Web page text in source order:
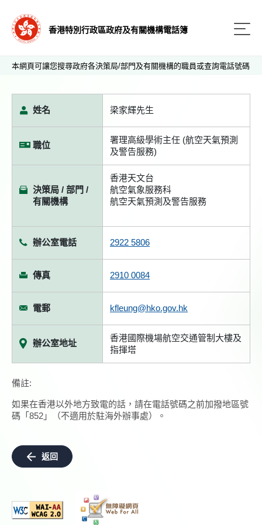
香港特別行政區政府及有關機構電話簿
本網頁可讓您搜尋政府各決策局/部門及有關機構的職員或查詢電話號碼
姓名 梁家輝先生
職位
署理高級學術主任 (航空天氣預測
及警告服務)
決策局 / 部門 /
有關機構
香港天文台
航空氣象服務科
航空天氣預測及警告服務
辦公室電話 2922 5806
傳真 2910 0084
電郵 kfleung@hko.gov.hk
辦公室地址
香港國際機場航空交通管制大樓及
指揮塔
備註:
如果在香港以外地方致電的話，請在電話號碼之前加撥地區號
碼「852」（不適用於駐海外辦事處）。
返回